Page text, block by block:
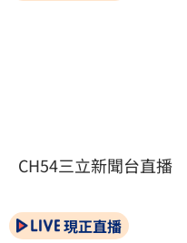
CH54三立新聞台直播
現正直播